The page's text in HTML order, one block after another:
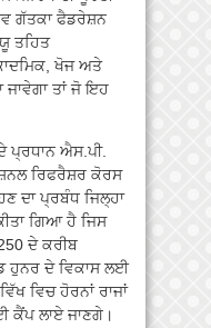
ਗੱਤਕਾ ਫੈਡਰੇਸ਼ਨ
ਤਹਿਤ
ਖੋਜ ਅਤੇ
ਤਾਂ ਜੋ ਇਹ
ਐਸ.ਪੀ.
ਰਿਫਰੈਸ਼ਰ ਕੋਰਸ
ਦਾ ਪ੍ਰਬੰਧ ਜਿਲ੍ਹਾ
ਗਿਆ ਹੈ ਜਿਸ
ਦੇ ਕਰੀਬ
ਹੁਨਰ ਦੇ ਵਿਕਾਸ ਲਈ
ਵਿਚ ਹੋਰਨਾਂ ਰਾਜਾਂ
ਕੈਂਪ ਲਾਏ ਜਾਣਗੇ।